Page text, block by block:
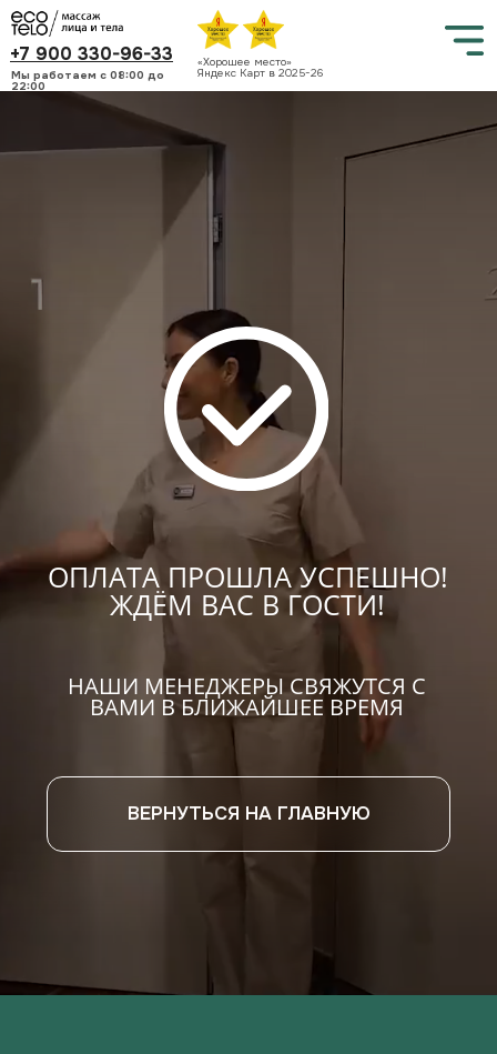
Мы работаем c 08:00 до
22:00
+7 900 330-96-33 «Хорошее место»
Яндекс Карт в 2025-26
ВЕРНУТЬСЯ НА ГЛАВНУЮ
ОПЛАТА ПРОШЛА УСПЕШНО!
ЖДЁМ ВАС В ГОСТИ!
НАШИ МЕНЕДЖЕРЫ СВЯЖУТСЯ С
ВАМИ В БЛИЖАЙШЕЕ ВРЕМЯ
Телефон
eco_telo@mail.ru